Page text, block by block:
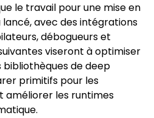
le travail pour une mise en
avec des intégrations
débogueurs et
viseront à optimiser
bibliothèques de deep
primitifs pour les
améliorer les runtimes